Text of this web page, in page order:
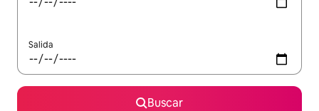
Salida
Buscar